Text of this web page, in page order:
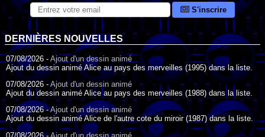
S'inscrire
DERNIÈRES NOUVELLES
07/08/2026 - Ajout d'un dessin animé
Ajout du dessin animé Alice au pays des merveilles (1995) dans la liste.
07/08/2026 -Ajout d'un dessin animé
Ajout du dessin animé Alice au pays des merveilles (1988) dans la liste.
07/08/2026 -Ajout d'un dessin animé
Ajout du dessin animé Alice de l'autre cote du miroir (1987) dans la liste.